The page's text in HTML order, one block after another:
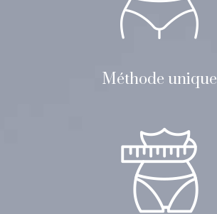
Méthode unique